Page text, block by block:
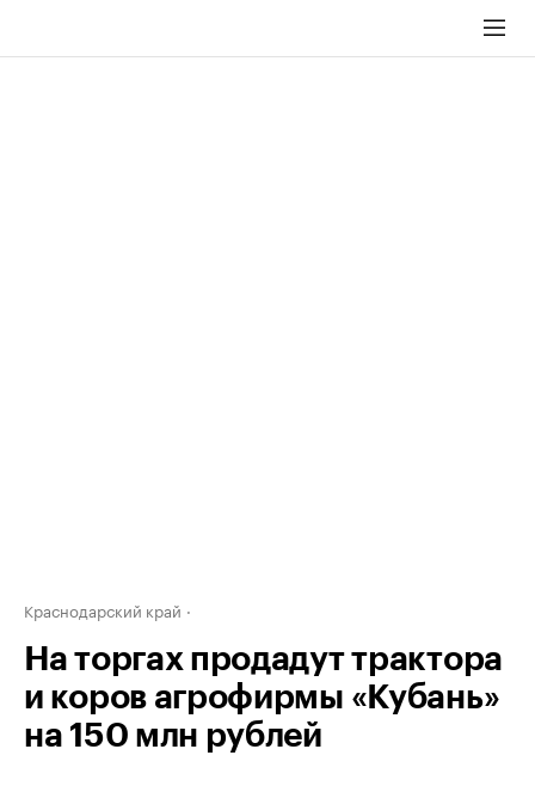
Краснодарский край
На торгах продадут трактора
и коров агрофирмы «Кубань»
на 150 млн рублей